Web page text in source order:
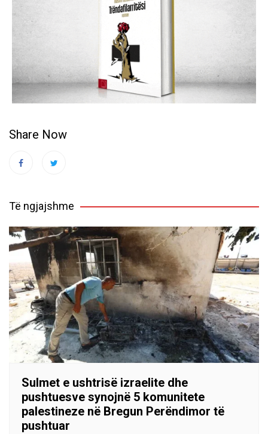
Share Now
Të ngjajshme
Sulmet e ushtrisë izraelite dhe
pushtuesve synojnë 5 komunitete
palestineze në Bregun Perëndimor të
pushtuar